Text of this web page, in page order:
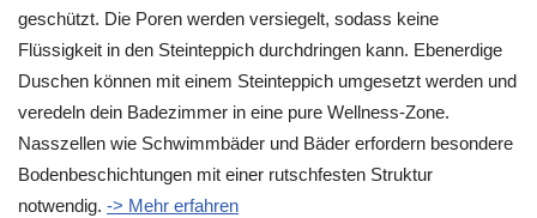
geschützt. Die Poren werden versiegelt, sodass keine
Flüssigkeit in den Steinteppich durchdringen kann. Ebenerdige
Duschen können mit einem Steinteppich umgesetzt werden und
veredeln dein Badezimmer in eine pure Wellness-Zone.
Nasszellen wie Schwimmbäder und Bäder erfordern besondere
Bodenbeschichtungen mit einer rutschfesten Struktur
notwendig. -> Mehr erfahren